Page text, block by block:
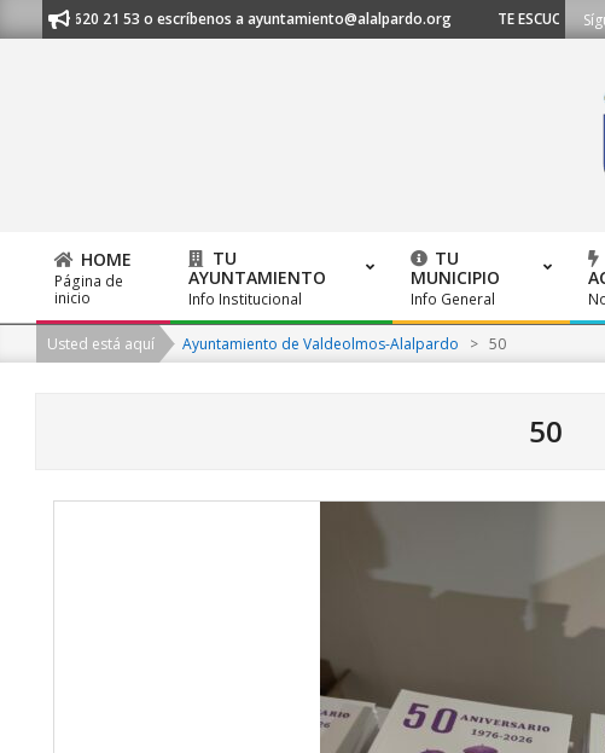
to
91 620 21 53 o escríbenos a ayuntamiento@alalpardo.org TE ESCUCHAMOS -
Primary
Navigation
Menu
HOME
Página de
inicio
TU
AYUNTAMIENTO
Info Institucional
TU
MUNICIPIO
Info General
Usted está aquí Ayuntamiento de Valdeolmos-Alalpardo > 50
50